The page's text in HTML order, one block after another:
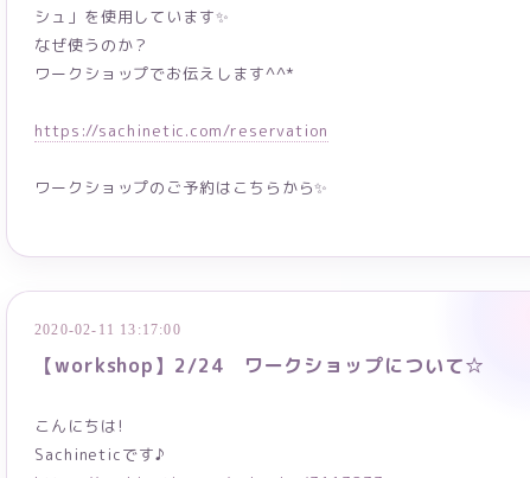
シュ」を使用しています✨
なぜ使うのか？
ワークショップでお伝えします^^*
https://sachinetic.com/reservation
ワークショップのご予約はこちらから✨
2020-02-11 13:17:00
【workshop】2/24 ワークショップについて☆
こんにちは!
Sachineticです♪